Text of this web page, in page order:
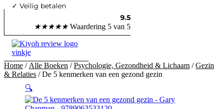
✓ Veilig betalen
9.5
★★★★★ Waardering 5 van 5
Home / Alle Boeken /Psychologie, Gezondheid & Lichaam /Gezin
& Relaties / De 5 kenmerken van een gezond gezin
🔍